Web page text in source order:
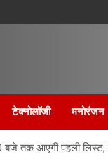
टेक्नोलॉजी मनोरंजन
बजे तक आएगी पहली